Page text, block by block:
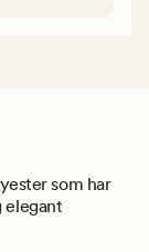
som har
elegant